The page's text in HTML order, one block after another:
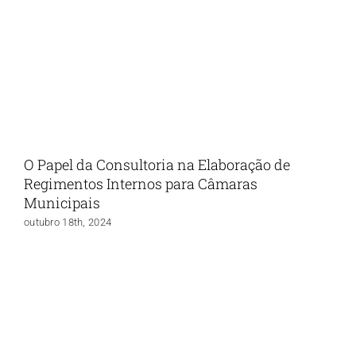
O Papel da Consultoria na Elaboração de
Regimentos Internos para Câmaras
Municipais
outubro 18th, 2024